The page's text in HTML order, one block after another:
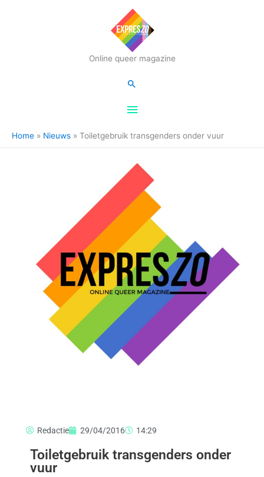
Online queer magazine
Hoofdmenu
Zoeken
Home Nieuws Toiletgebruik transgenders onder vuur
Redactie 29/04/2016 14:29
Toiletgebruik transgenders onder
vuur